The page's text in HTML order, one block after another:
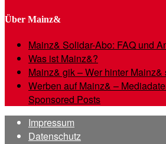
Über Mainz&
Mainz& Solidar-Abo: FAQ und
Was ist Mainz&?
Mainz& gik – Wer hinter Mainz&
Werben auf Mainz& –
Sponsored Posts
Impressum
Datenschutz